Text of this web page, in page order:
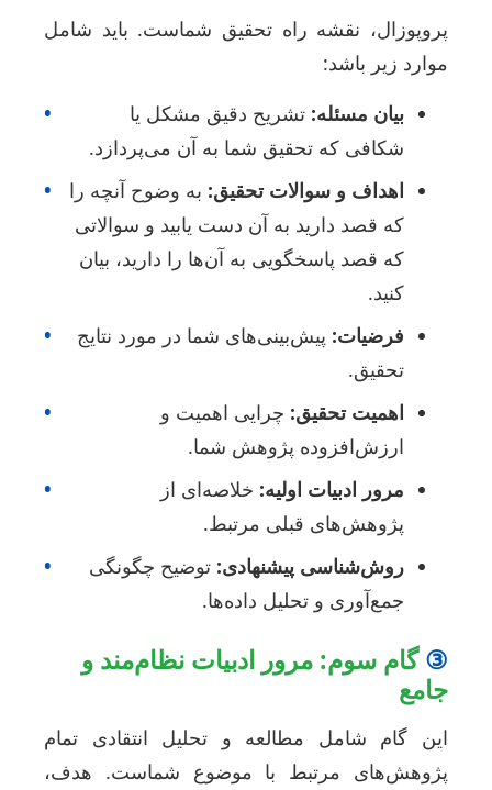
نقشه راه تحقیق شماست. باید شامل
زیر باشد:
بیان مسئله:تشریح دقیق مشکل یا
شکافی که تحقیق شما به آن می‌پردازد.
•
اهداف و سوالات تحقیق:به وضوح آنچه را
که قصد دارید به آن دست یابید و سوالاتی
که قصد پاسخگویی به آن‌ها را دارید، بیان
•
فرضیات:پیش‌بینی‌های شما در مورد نتایج
تحقیق.
اهمیت تحقیق:چرایی اهمیت و
ارزش‌افزوده پژوهش شما.
مرور ادبیات اولیه: خلاصه‌ای از
پژوهش‌های قبلی مرتبط.
•
روش‌شناسی پیشنهادی:توضیح چگونگی
جمع‌آوری و تحلیل داده‌ها.
گام سوم: مرور ادبیات نظام‌مند و
گام شامل مطالعه و تحلیل انتقادی تمام
مرتبط با موضوع شماست. هدف،